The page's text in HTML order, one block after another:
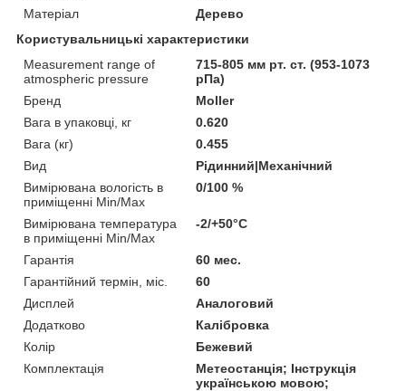
Матеріал
Дерево
Користувальницькі характеристики
Measurement range of
atmospheric pressure
715-805 мм рт. ст. (953-1073
рПа)
Бренд
Moller
Вага в упаковці, кг
0.620
Вага (кг)
0.455
Вид
Рідинний|Механічний
Вимірювана вологість в
приміщенні Min/Max
0/100 %
Вимірювана температура
в приміщенні Min/Max
-2/+50°C
Гарантія
60 мес.
Гарантійний термін, міс.
60
Дисплей
Аналоговий
Додатково
Калібровка
Колір
Бежевий
Комплектація
Метеостанція; Інструкція
українською мовою;